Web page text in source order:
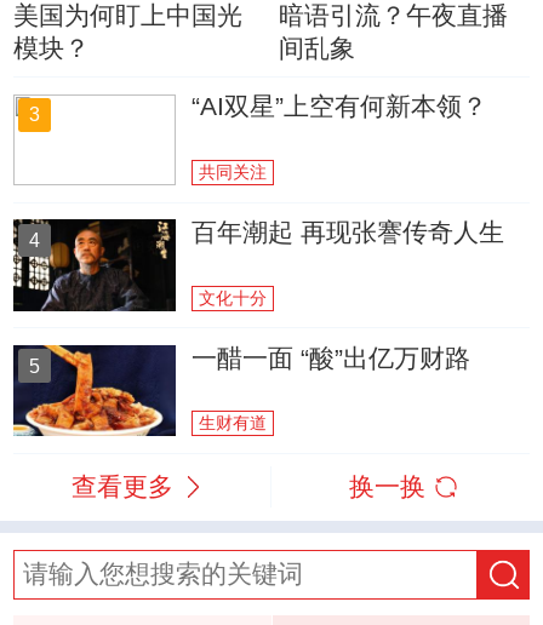
美国为何盯上中国光
模块？
暗语引流？午夜直播
间乱象
3 “AI双星”上空有何新本领？
共同关注
4 百年潮起 再现张謇传奇人生
文化十分
5 一醋一面 “酸”出亿万财路
生财有道
查看更多 换一换